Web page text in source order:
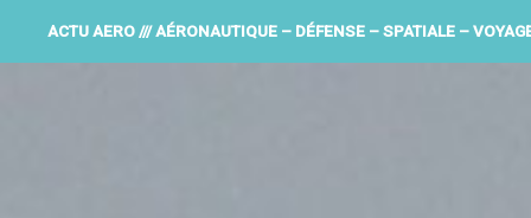
ACTU AERO /// AÉRONAUTIQUE – DÉFENSE – SPATIALE –